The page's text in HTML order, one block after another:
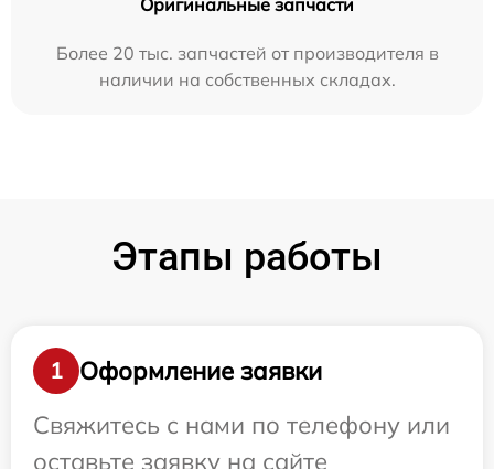
Оригинальные запчасти
Более 20 тыс. запчастей от производителя в
наличии на собственных складах.
Этапы работы
1
Оформление заявки
Свяжитесь с нами по телефону или
оставьте заявку на сайте